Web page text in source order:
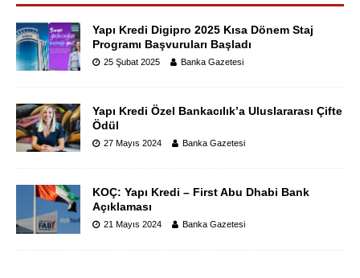
Yapı Kredi Digipro 2025 Kısa Dönem Staj
Programı Başvuruları Başladı
25 Şubat 2025 Banka Gazetesi
Yapı Kredi Özel Bankacılık’a Uluslararası Çifte
Ödül
27 Mayıs 2024 Banka Gazetesi
KOÇ: Yapı Kredi – First Abu Dhabi Bank
Açıklaması
21 Mayıs 2024 Banka Gazetesi